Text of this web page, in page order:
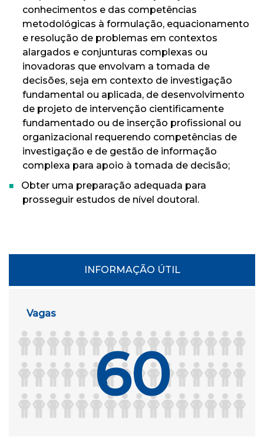
conhecimentos e das competências
metodológicas à formulação, equacionamento
e resolução de problemas em contextos
alargados e conjunturas complexas ou
inovadoras que envolvam a tomada de
decisões, seja em contexto de investigação
fundamental ou aplicada, de desenvolvimento
de projeto de intervenção cientificamente
fundamentado ou de inserção profissional ou
organizacional requerendo competências de
investigação e de gestão de informação
complexa para apoio à tomada de decisão;
Obter uma preparação adequada para
prosseguir estudos de nível doutoral.
INFORMAÇÃO ÚTIL
Vagas
60